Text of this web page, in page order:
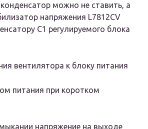
можно не ставить, а
напряжения L7812CV
С1 регулируемого блока
вентилятора к блоку питания
питания при коротком
напряжение на выходе